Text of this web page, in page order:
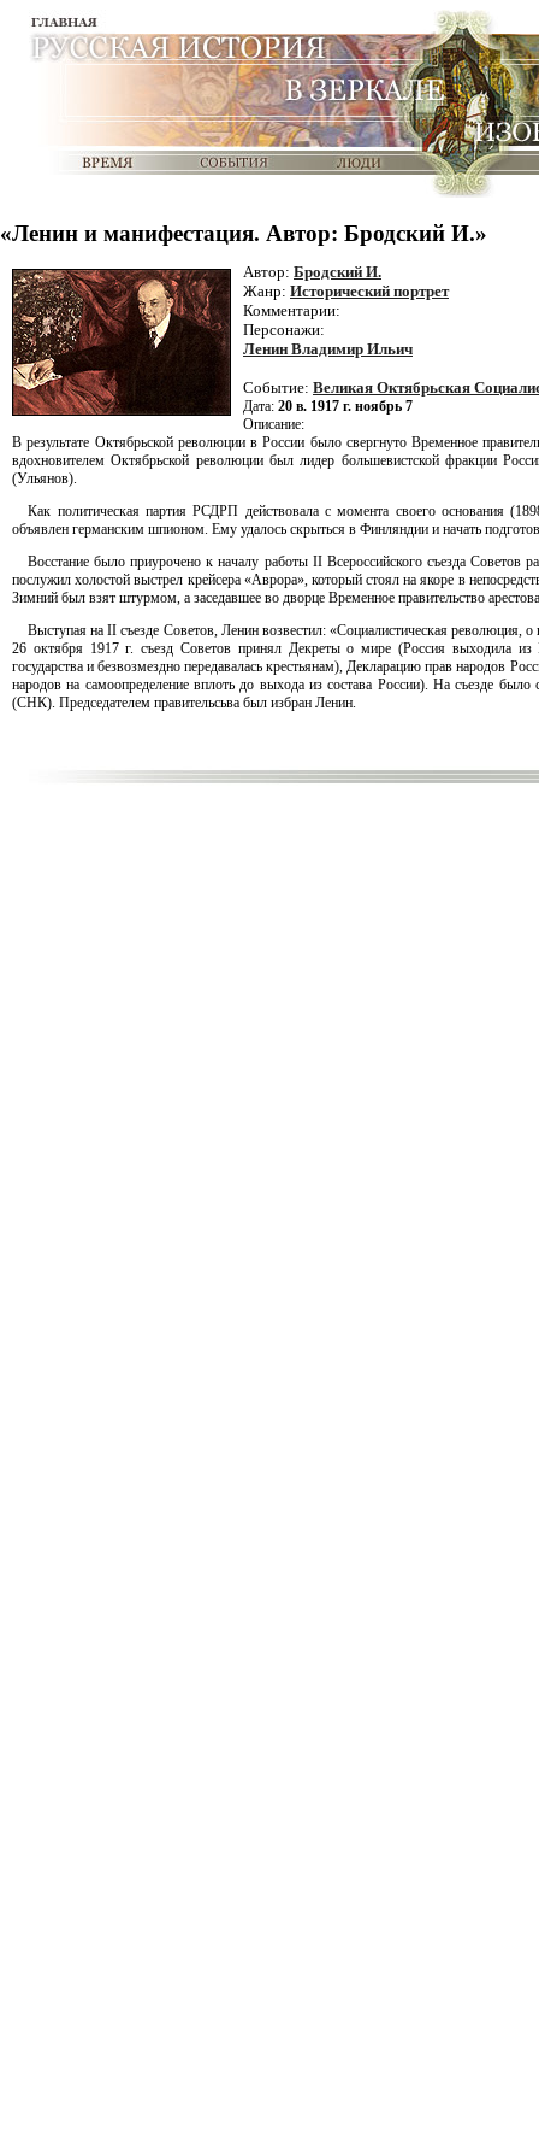
«Ленин и манифестация. Автор: Бродский И.»
Автор: Бродский И.
Жанр: Исторический портрет
Комментарии:
Персонажи:
Ленин Владимир Ильич
Событие: Великая Октябрьская
Дата: 20 в. 1917 г. ноябрь 7
Описание:
В результате Октябрьской революции в России было свергнуто Временное
вдохновителем Октябрьской революции был лидер большевистской фракции
(Ульянов).
Как политическая партия РСДРП действовала с момента своего основания
объявлен германским шпионом. Ему удалось скрыться в Финляндии и начать
Восстание было приурочено к началу работы II Всероссийского съезда Советов
послужил холостой выстрел крейсера «Аврора», который стоял на якоре в
Зимний был взят штурмом, а заседавшее во дворце Временное правительство
Выступая на II съезде Советов, Ленин возвестил: «Социалистическая революция,
26 октября 1917 г. съезд Советов принял Декреты о мире (Россия выходила
государства и безвозмездно передавалась крестьянам), Декларацию прав народов
народов на самоопределение вплоть до выхода из состава России). На съезде
(СНК). Председателем правительсьва был избран Ленин.